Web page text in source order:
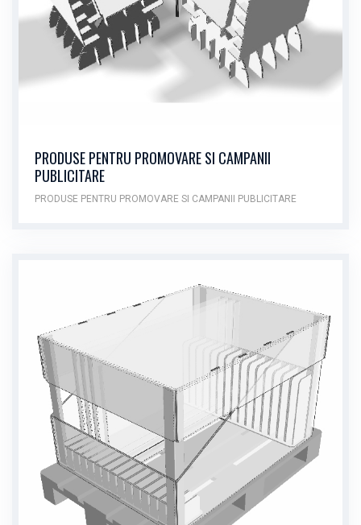
PRODUSE PENTRU PROMOVARE SI CAMPANII
PUBLICITARE
PRODUSE PENTRU PROMOVARE SI CAMPANII PUBLICITARE